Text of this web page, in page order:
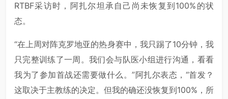
RTBF采访时，阿扎尔坦承自己尚未恢复到100%的状
态。
“在上周对阵克罗地亚的热身赛中，我只踢了10分钟，我
只完整训练了一周。我们会与队医小组进行沟通，看看
我为了参加首战还需要做什么。”阿扎尔表态，“首发？
这取决于主教练的决定。但我的确还没恢复到100%，所